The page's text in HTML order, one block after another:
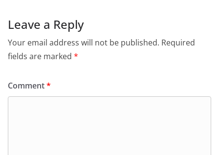
Leave a Reply
Your email address will not be published. Required
fields are marked *
Comment*